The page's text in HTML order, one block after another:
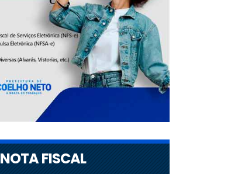
NOTA FISCAL